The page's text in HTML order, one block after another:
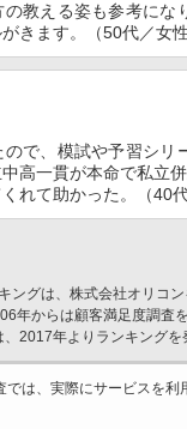
教える姿も参考にな
きます。（50代／女性
で、模試や予習シリ
高一貫が本命で私立
れて助かった。（40代
ングは、株式会社オリコ
年からは顧客満足度調査
2017年よりランキングを
では、実際にサービスを利